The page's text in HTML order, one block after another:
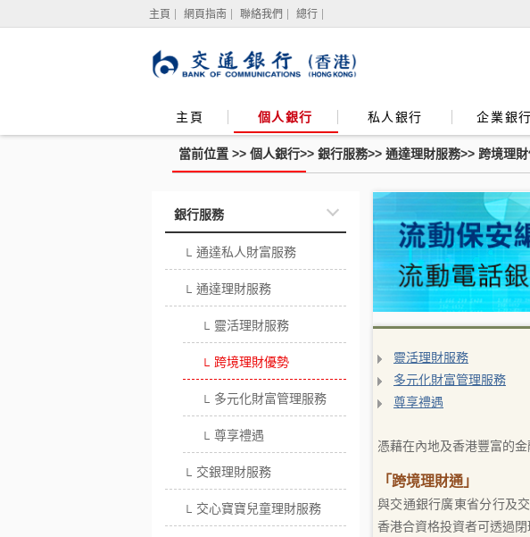
主頁 網頁指南 聯絡我們 總行
主頁 個人銀行 私人銀行 企業銀行
當前位置 >> 個人銀行>> 銀行服務>> 通達理財服務>> 跨境理
銀行服務
└ 通達私人財富服務
└ 通達理財服務
└ 靈活理財服務
└ 跨境理財優勢
└ 多元化財富管理服務
└ 尊享禮遇
└ 交銀理財服務
└ 交心寶寶兒童理財服務
跨
理
優
靈活理財服務
多元化財富管理服務
尊享禮遇
憑藉在內地及香港豐富的
「跨境理財通」
與交通銀行廣東省分行及
香港合資格投資者可透過